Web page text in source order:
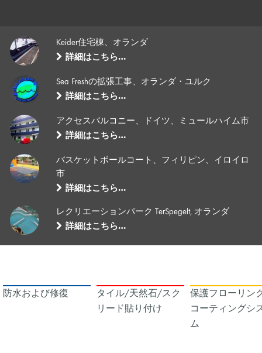
Keider住宅棟、オランダ
詳細はこちら…
Sea Freshの拡張工事、オランダ・ユルク
詳細はこちら…
アクセスバルコニー、ドイツ、ミュールハイム市
詳細はこちら…
バスケットボールコート、フィリピン、イロイロ
市
詳細はこちら…
レクリエーションパーク TerSpegelt, オランダ
詳細はこちら…
防水および修復
タイル/天然石/スク
リード貼り付け
保護フローリン
コーティングシ
ム